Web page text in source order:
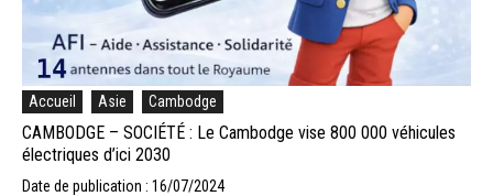
Accueil Asie Cambodge
CAMBODGE – SOCIÉTÉ : Le Cambodge vise 800 000 véhicules
électriques d’ici 2030
Date de publication : 16/07/2024